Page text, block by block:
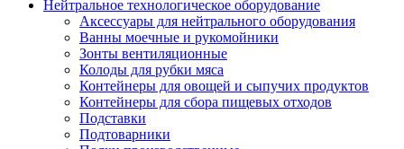
Нейтральное технологическое оборудование
Аксессуары для нейтрального оборудования
Ванны моечные и рукомойники
Зонты вентиляционные
Колоды для рубки мяса
Контейнеры для овощей и сыпучих продуктов
Контейнеры для сбора пищевых отходов
Подставки
Подтоварники